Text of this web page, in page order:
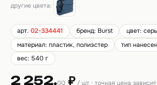
другие цвета:
арт.02-334441 бренд: Burst
цвет:
материал: пластик, полиэстер
тип
вес: 540 г
2 252.00₽/ шт · точная цена